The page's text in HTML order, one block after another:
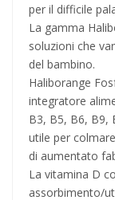
per il difficile
La gamma
soluzioni che
del bambino.
Haliborange
integratore
B3, B5, B6, B9,
utile per
di aumentato
La vitamina D
assorbimento/